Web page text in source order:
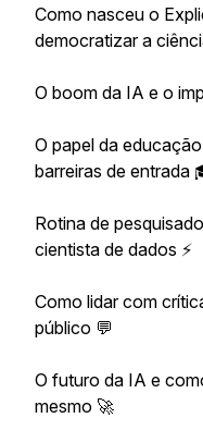
Como nasceu o
democratizar a
O boom da IA e o
O papel da
barreiras de entrada
Rotina de
cientista de dados ⚡
Como lidar com
público 💬
O futuro da IA e
mesmo 🚀